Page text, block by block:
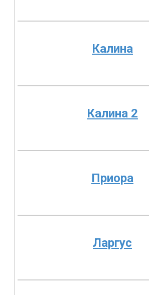
Калина
Калина 2
Приора
Ларгус